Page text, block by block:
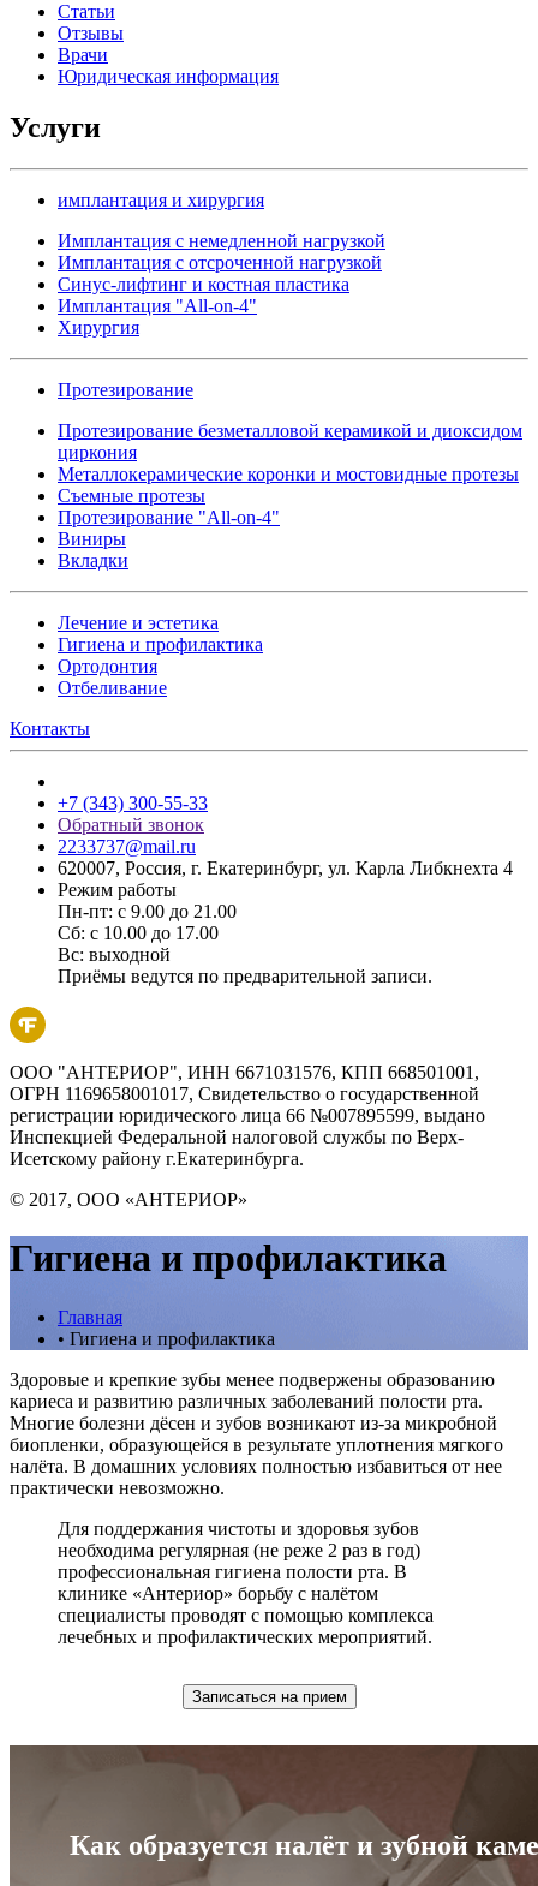
Статьи
Отзывы
Врачи
Юридическая информация
Услуги
имплантация и хирургия
Имплантация с немедленной нагрузкой
Имплантация с отсроченной нагрузкой
Синус-лифтинг и костная пластика
Имплантация "All-on-4"
Хирургия
Протезирование
Протезирование безметалловой керамикой и диоксидом
циркония
Металлокерамические коронки и мостовидные протезы
Съемные протезы
Протезирование "All-on-4"
Виниры
Вкладки
Лечение и эстетика
Гигиена и профилактика
Ортодонтия
Отбеливание
Контакты
+7 (343) 300-55-33
Обратный звонок
2233737@mail.ru
620007, Россия, г. Екатеринбург, ул. Карла Либкнехта 4
Режим работы
Пн-пт: с 9.00 до 21.00
Сб: с 10.00 до 17.00
Вс: выходной
Приёмы ведутся по предварительной записи.
ООО "АНТЕРИОР", ИНН 6671031576, КПП 668501001,
ОГРН 1169658001017, Свидетельство о государственной
регистрации юридического лица 66 №007895599, выдано
Инспекцией Федеральной налоговой службы по Верх-
Исетскому району г.Екатеринбурга.
© 2017, ООО «АНТЕРИОР»
Гигиена и профилактика
Главная
• Гигиена и профилактика
Здоровые и крепкие зубы менее подвержены образованию
кариеса и развитию различных заболеваний полости рта.
Многие болезни дёсен и зубов возникают из-за микробной
биопленки, образующейся в результате уплотнения мягкого
налёта. В домашних условиях полностью избавиться от нее
практически невозможно.
Для поддержания чистоты и здоровья зубов
необходима регулярная (не реже 2 раз в год)
профессиональная гигиена полости рта. В
клинике «Антериор» борьбу с налётом
специалисты проводят с помощью комплекса
лечебных и профилактических мероприятий.
Записаться на прием
Как образуется налёт и зубной